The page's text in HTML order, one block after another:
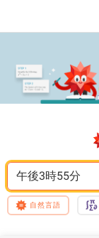
午後3時55分
自然言語